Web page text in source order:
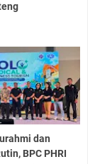
dan
BPC PHRI